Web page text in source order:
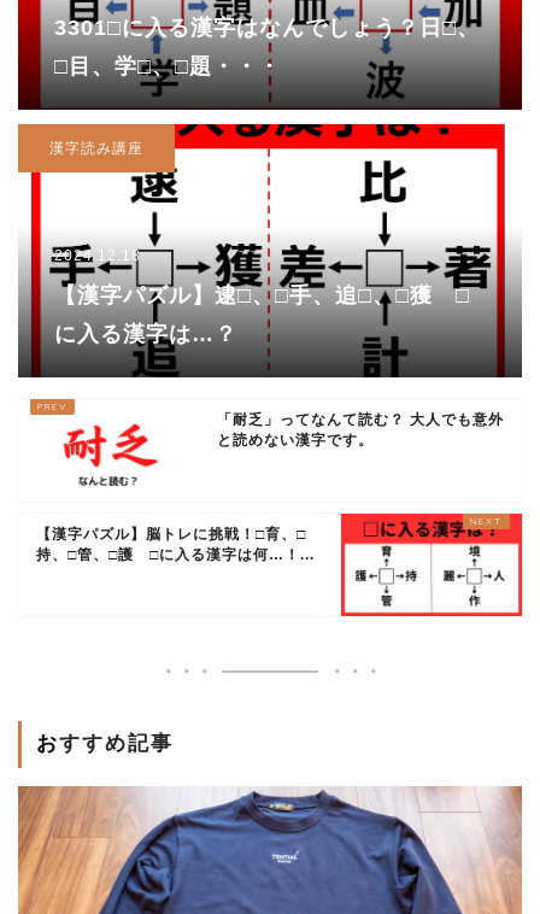
3301□に入る漢字はなんでしょう？日□、
□目、学□、□題・・・
漢字読み講座
2024.12.18
【漢字パズル】逮□、□手、追□、□獲 □
に入る漢字は…？
「耐乏」ってなんて読む？ 大人でも意外
と読めない漢字です。
【漢字パズル】脳トレに挑戦！□育、□
持、□管、□護 □に入る漢字は何…！...
おすすめ記事